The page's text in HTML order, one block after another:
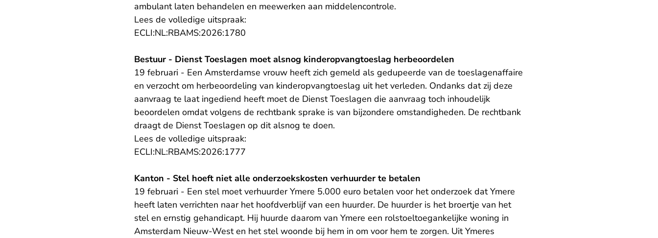
ambulant laten behandelen en meewerken aan middelencontrole.
Lees de volledige uitspraak:
ECLI:NL:RBAMS:2026:1780
Bestuur - Dienst Toeslagen moet alsnog kinderopvangtoeslag herbeoordelen
19 februari - Een Amsterdamse vrouw heeft zich gemeld als gedupeerde van de toeslagenaffaire
en verzocht om herbeoordeling van kinderopvangtoeslag uit het verleden. Ondanks dat zij deze
aanvraag te laat ingediend heeft moet de Dienst Toeslagen die aanvraag toch inhoudelijk
beoordelen omdat volgens de rechtbank sprake is van bijzondere omstandigheden. De rechtbank
draagt de Dienst Toeslagen op dit alsnog te doen.
Lees de volledige uitspraak:
ECLI:NL:RBAMS:2026:1777
Kanton - Stel hoeft niet alle onderzoekskosten verhuurder te betalen
19 februari - Een stel moet verhuurder Ymere 5.000 euro betalen voor het onderzoek dat Ymere
heeft laten verrichten naar het hoofdverblijf van een huurder. De huurder is het broertje van het
stel en ernstig gehandicapt. Hij huurde daarom van Ymere een rolstoeltoegankelijke woning in
Amsterdam Nieuw-West en het stel woonde bij hem in om voor hem te zorgen. Uit Ymeres